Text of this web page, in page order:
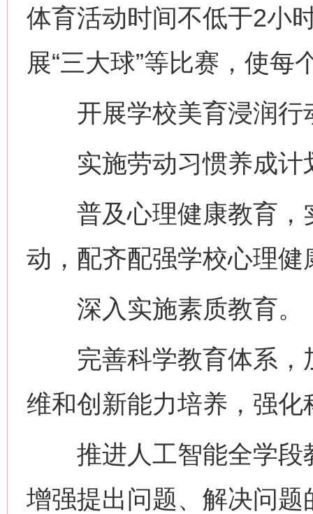
体育活动时间不低于2小
展“三大球”等比赛，使
开展学校美育浸润行
实施劳动习惯养成计
普及心理健康教育，
动，配齐配强学校心理健
深入实施素质教育。
完善科学教育体系，
维和创新能力培养，强
推进人工智能全学段
增强提出问题、解决问题
网上购药对药下症？